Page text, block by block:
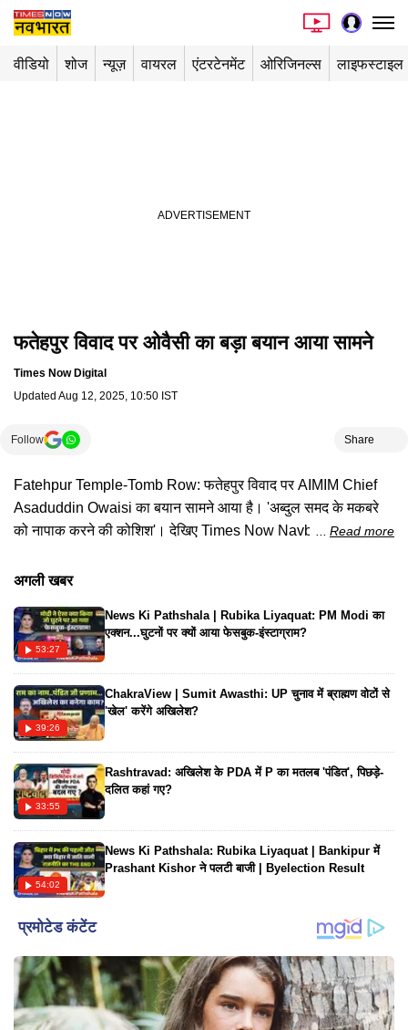
वीडियो शोज न्यूज़ वायरल एंटरटेनमेंट ओरिजिनल्स लाइफस्टाइल
Playing in picture-in-picture
फतेहपुर विवाद पर ओवैसी का बड़ा बयान आया सामने
Times Now Digital
Updated Aug 12, 2025, 10:50 IST
Follow Share
Fatehpur Temple-Tomb Row: फतेहपुर विवाद पर AIMIM Chief
Asaduddin Owaisi का बयान सामने आया है। 'अब्दुल समद के मकबरे
को नापाक करने की कोशिश'। देखिए Times Now Navbharat पर पूरी
Read more
अगली खबर
53:27
News Ki Pathshala | Rubika Liyaquat: PM Modi का
एक्शन...घुटनों पर क्यों आया फेसबुक-इंस्टाग्राम?
39:26
ChakraView | Sumit Awasthi: UP चुनाव में ब्राह्मण वोटों से
'खेल' करेंगे अखिलेश?
33:55
Rashtravad: अखिलेश के PDA में P का मतलब 'पंडित', पिछड़े-
दलित कहां गए?
54:02
News Ki Pathshala: Rubika Liyaquat | Bankipur में
Prashant Kishor ने पलटी बाजी | Byelection Result